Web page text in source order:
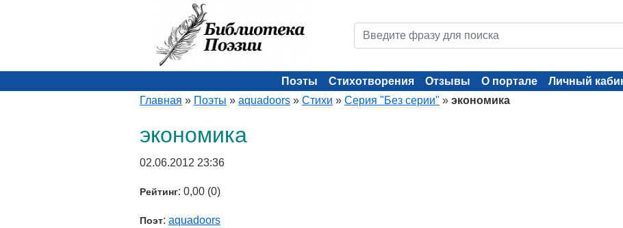
Поэты Стихотворения Отзывы О портале
Личный
Главная » Поэты » aquadoors » Стихи » Серия "Без серии" » экономика
экономика
02.06.2012 23:36
Рейтинг: 0,00 (0)
Поэт: aquadoors